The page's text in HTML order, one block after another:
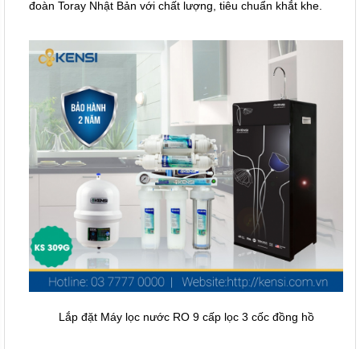
đoàn Toray Nhật Bản với chất lượng, tiêu chuẩn khắt khe.
Lắp đặt ​Máy lọc nước RO 9 cấp lọc 3 cốc đồng hồ